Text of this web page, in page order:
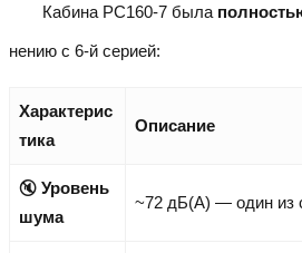
Кабина PC160-7 была
нению с 6-й серией:
Характерис
тика
Описание
🔇 Уровень
шума
~72 дБ(A) — один из